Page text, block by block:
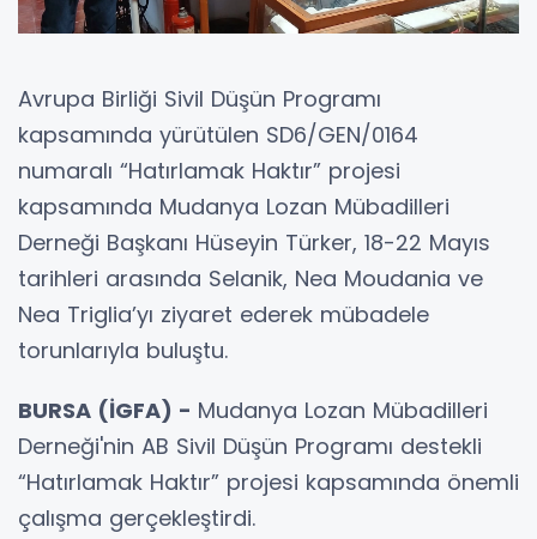
Avrupa Birliği Sivil Düşün Programı
kapsamında yürütülen SD6/GEN/0164
numaralı “Hatırlamak Haktır” projesi
kapsamında Mudanya Lozan Mübadilleri
Derneği Başkanı Hüseyin Türker, 18-22 Mayıs
tarihleri arasında Selanik, Nea Moudania ve
Nea Triglia’yı ziyaret ederek mübadele
torunlarıyla buluştu.
BURSA (İGFA) - Mudanya Lozan Mübadilleri
Derneği'nin AB Sivil Düşün Programı destekli
“Hatırlamak Haktır” projesi kapsamında önemli
çalışma gerçekleştirdi.